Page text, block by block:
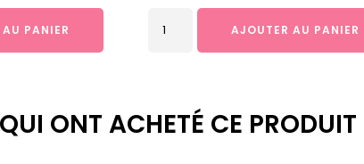
PANIER AJOUTER AU PANIER
ONT ACHETÉ CE